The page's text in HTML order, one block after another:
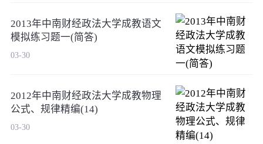
2013年中南财经政法大学成教语文
模拟练习题一(简答)
03-30
2012年中南财经政法大学成教物理
公式、规律精编(14)
03-30